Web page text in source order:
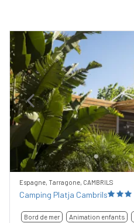
Previous
Espagne, Tarragone, CAMBRILS
Camping Platja Cambrils
Bord de mer Animation enfants